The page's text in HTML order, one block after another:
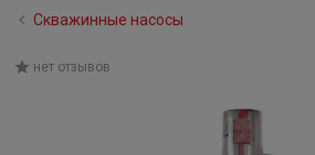
Скважинные насосы
нет отзывов